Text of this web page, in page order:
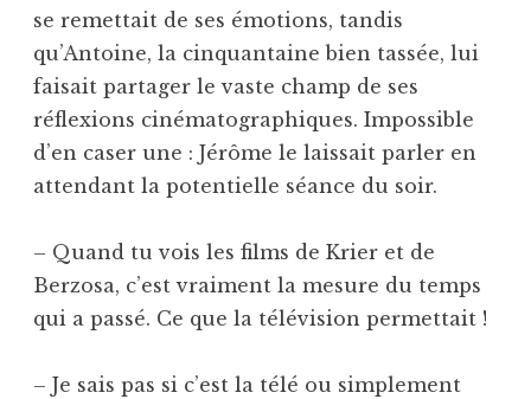
se remettait de ses émotions, tandis
qu’Antoine, la cinquantaine bien tassée, lui
faisait partager le vaste champ de ses
réflexions cinématographiques. Impossible
d’en caser une : Jérôme le laissait parler en
attendant la potentielle séance du soir.
– Quand tu vois les films de Krier et de
Berzosa, c’est vraiment la mesure du temps
qui a passé. Ce que la télévision permettait !
– Je sais pas si c’est la télé ou simplement